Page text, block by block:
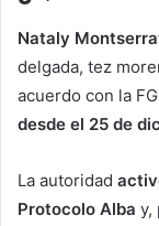
Nataly
delgada, tez
acuerdo con la
desde el 25 de
La autoridad
Protocolo Alba y,